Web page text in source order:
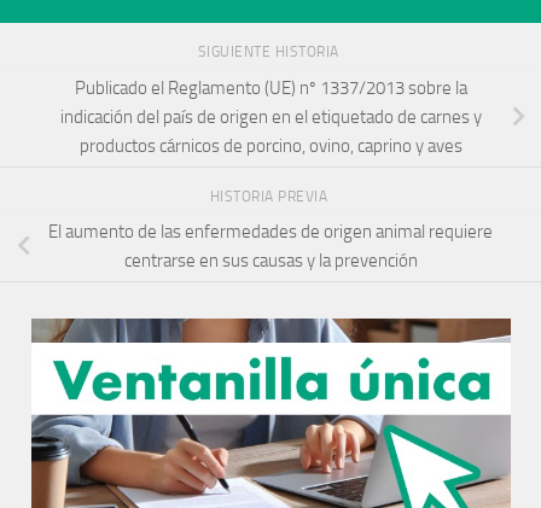
SIGUIENTE HISTORIA
Publicado el Reglamento (UE) nº 1337/2013 sobre la
indicación del país de origen en el etiquetado de carnes y
productos cárnicos de porcino, ovino, caprino y aves
HISTORIA PREVIA
El aumento de las enfermedades de origen animal requiere
centrarse en sus causas y la prevención